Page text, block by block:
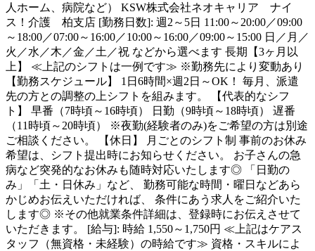
人ホーム、病院など） KSW株式会社ネオキャリア ナイ
ス！介護 柏支店 [勤務日数]: 週2～5日 11:00～20:00／09:00
～18:00／07:00～16:00／10:00～16:00／09:00～15:00 日／月／
火／水／木／金／土／祝 などから選べます 長期【3ヶ月以
上】 ≪上記のシフトは一例です≫ ※勤務先により変動あり
【勤務スケジュール】 1日6時間×週2日～OK！ 毎月、派遣
先の方との調整の上シフトを組みます。 【代表的なシフ
ト】 早番（7時頃～16時頃） 日勤（9時頃～18時頃） 遅番
（11時頃～20時頃） ※夜勤(経験者のみ)をご希望の方は別途
ご相談ください。 【休日】 月ごとのシフト制 事前のお休み
希望は、シフト提出時にお知らせください。 お子さんの急
病など突発的なお休みも随時対応いたします◎ 「日勤の
み」「土・日休み」など、 勤務可能な時間・曜日などあら
かじめお伝えいただければ、 条件にあう求人をご紹介いた
します◎ ※その他就業条件詳細は、登録時にお伝えさせて
いただきます。 [給与]: 時給 1,550～1,750円 ≪上記はケアス
タッフ（無資格・未経験）の時給です≫ 資格・スキルによ